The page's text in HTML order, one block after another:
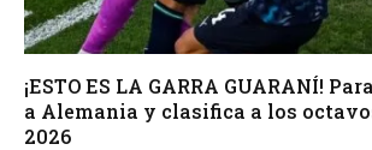
¡ESTO ES LA GARRA GUARANÍ!
a Alemania y clasifica a los
2026